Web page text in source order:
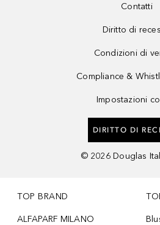
Contatti
Diritto di
Condizioni di
Compliance &
Impostazioni
DIRITTO DI
© 2026 Douglas
TOP BRAND
ALFAPARF MILANO